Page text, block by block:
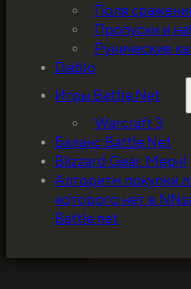
Поля
Пропуски и
Рунические
Diablo
Игры Battle.Net
Warcraft 3
Баланс Battle.Net
Blizzard Gear. Мерч!
Алгоритм покупки
которого нет в
Battle.net
5%, на весь
покупатель мог
за ценники!